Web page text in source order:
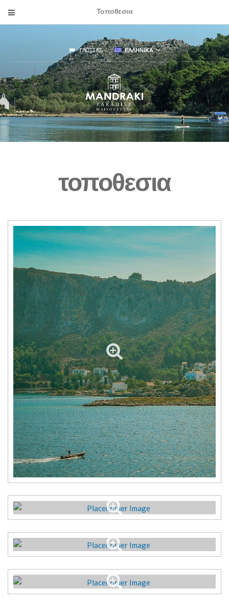
Τοποθεσια
ΓΛΩΣΣΕΣ ΕΛΛΗΝΙΚΑ
τοποθεσια